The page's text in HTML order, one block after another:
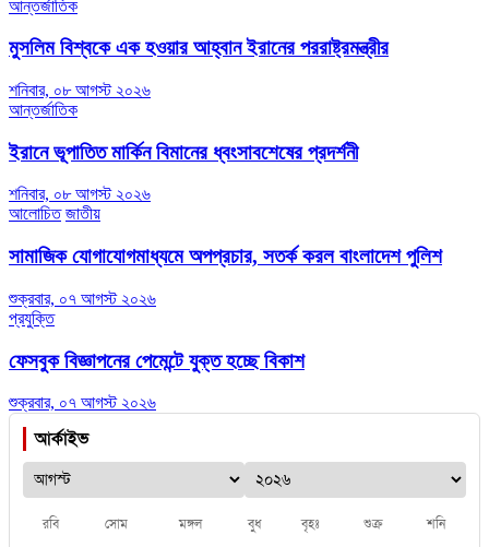
আন্তর্জাতিক
মুসলিম বিশ্বকে এক হওয়ার আহ্বান ইরানের পররাষ্ট্রমন্ত্রীর
শনিবার, ০৮ আগস্ট ২০২৬
আন্তর্জাতিক
ইরানে ভূপাতিত মার্কিন বিমানের ধ্বংসাবশেষের প্রদর্শনী
শনিবার, ০৮ আগস্ট ২০২৬
আলোচিত জাতীয়
সামাজিক যোগাযোগমাধ্যমে অপপ্রচার, সতর্ক করল বাংলাদেশ পুলিশ
শুক্রবার, ০৭ আগস্ট ২০২৬
প্রযুক্তি
ফেসবুক বিজ্ঞাপনের পেমেন্টে যুক্ত হচ্ছে বিকাশ
শুক্রবার, ০৭ আগস্ট ২০২৬
আর্কাইভ
রবি সোম মঙ্গল বুধ বৃহঃ শুক্র শনি